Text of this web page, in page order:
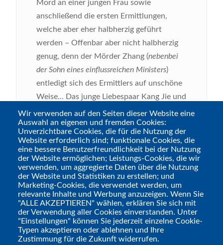
Mord an einer jungen Frau sowie
anschließend die ersten Ermittlungen,
welche aber eher halbherzig geführt
werden – Offenbar aber nicht halbherzig
genug, denn der Mörder Zhang (nebenbei
der Sohn eines einflussreichen Ministers)
entledigt sich des Ermittlers auf unschöne
Weise... Das junge Liebespaar Kang Jie und
Nuo, welches sich eigentlich nur zu einem
heimlichen Stelldichein treffen wollte,
beobachtet den Mord. Sie werden
entdeckt, doch kurz vor knapp betritt die
geheimnisvolle Ronin Yukio die Szene und
rettet ihnen das Leben. Zhang kann fliehen,
doch hetzt er dem nun flüchtenden Trio
seine Schergen hinterher... Nachdem die
Ausgangslage skizziert ist und die zentralen
Figuren eingeführt wurden, was ca.
Wir verwenden auf den Seiten dieser Website eine
Auswahl an eigenen und fremden Cookies:
Unverzichtbare Cookies, die für die Nutzung der
Website erforderlich sind; funktionale Cookies, die
eine bessere Benutzerfreundlichkeit bei der Nutzung
der Website ermöglichen; Leistungs-Cookies, die wir
verwenden, um aggregierte Daten über die Nutzung
der Website und Statistiken zu erstellen; und
Marketing-Cookies, die verwendet werden, um
relevante Inhalte und Werbung anzuzeigen. Wenn Sie
"ALLE AKZEPTIEREN" wählen, erklären Sie sich mit
der Verwendung aller Cookies einverstanden. Unter
"Einstellungen" können Sie jederzeit einzelne Cookie-
Typen akzeptieren oder ablehnen und Ihre
Zustimmung für die Zukunft widerrufen.